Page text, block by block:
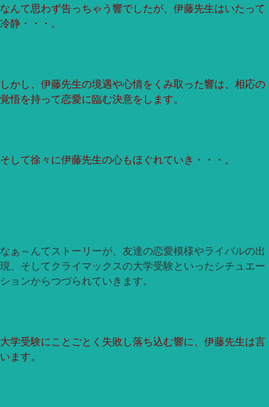
なんて思わず告っちゃう響でしたが、伊藤先生はいたって
冷静・・・。
しかし、伊藤先生の境遇や心情をくみ取った響は、相応の
覚悟を持って恋愛に臨む決意をします。
そして徐々に伊藤先生の心もほぐれていき・・・。
なぁ～んてストーリーが、友達の恋愛模様やライバルの出
現、そしてクライマックスの大学受験といったシチュエー
ションからつづられていきます。
大学受験にことごとく失敗し落ち込む響に、伊藤先生は言
います。